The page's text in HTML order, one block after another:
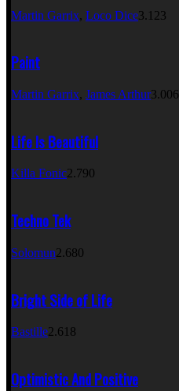
Martin Garrix, Loco Dice3.123
Paint
Martin Garrix, James Arthur3.006
Life Is Beautiful
Killa Fonic2.790
Techno Tek
Solomun2.680
Bright Side of Life
Bastille2.618
Optimistic And Positive